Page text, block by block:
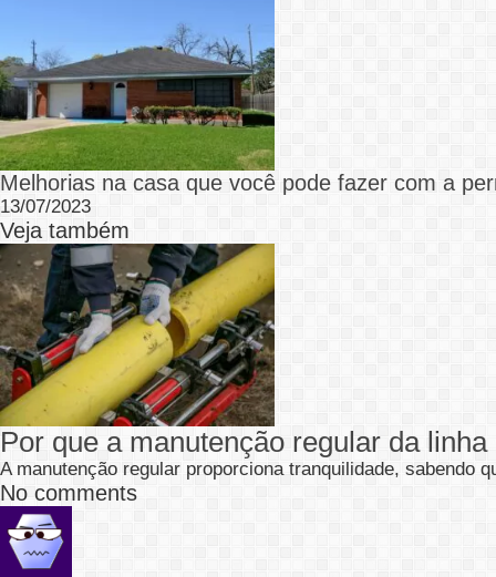
Melhorias na casa que você pode fazer com a
13/07/2023
Veja também
Por que a manutenção regular da
A manutenção regular proporciona tranquilidade,
No comments